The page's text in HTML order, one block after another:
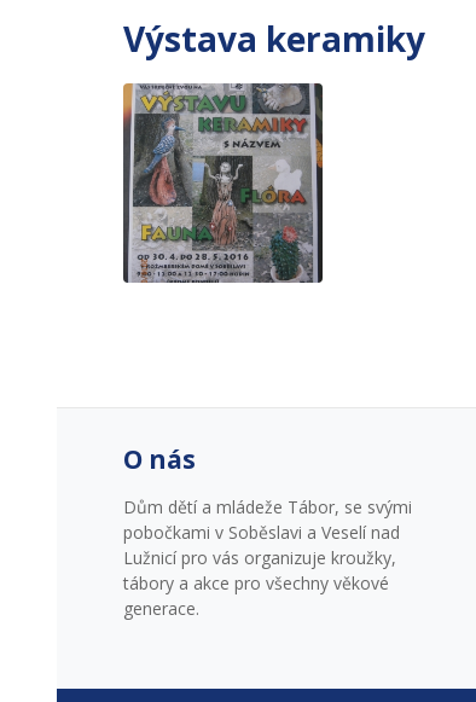
Výstava keramiky
O nás
Dům dětí a mládeže Tábor, se svými
pobočkami v Soběslavi a Veselí nad
Lužnicí pro vás organizuje kroužky,
tábory a akce pro všechny věkové
generace.